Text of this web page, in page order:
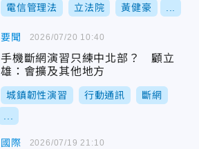
電信管理法 立法院 黃健豪
要聞
手機斷網演習只練中北部？ 顧立
雄：會擴及其他地方
城鎮韌性演習 行動通訊 斷網
2026/07/20 10:40
國際 2026/07/19 21:10